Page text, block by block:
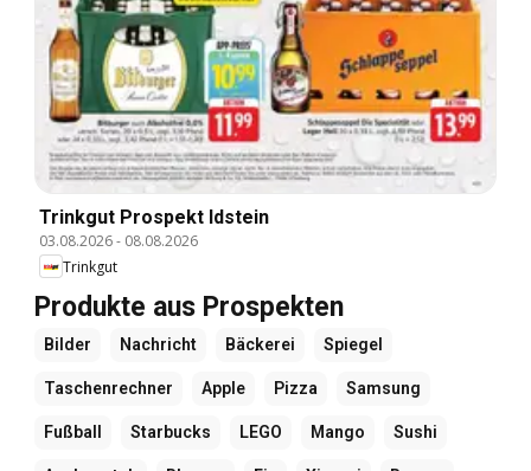
Trinkgut Prospekt Idstein
03.08.2026- 08.08.2026
Trinkgut
Produkte aus Prospekten
Bilder Nachricht Bäckerei Spiegel
Taschenrechner Apple Pizza Samsung
Fußball Starbucks LEGO Mango Sushi